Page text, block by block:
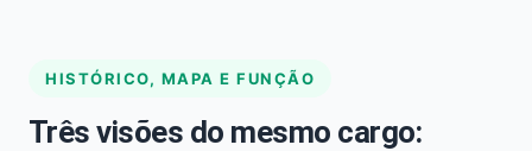
HISTÓRICO, MAPA E FUNÇÃO
Três visões do mesmo cargo: